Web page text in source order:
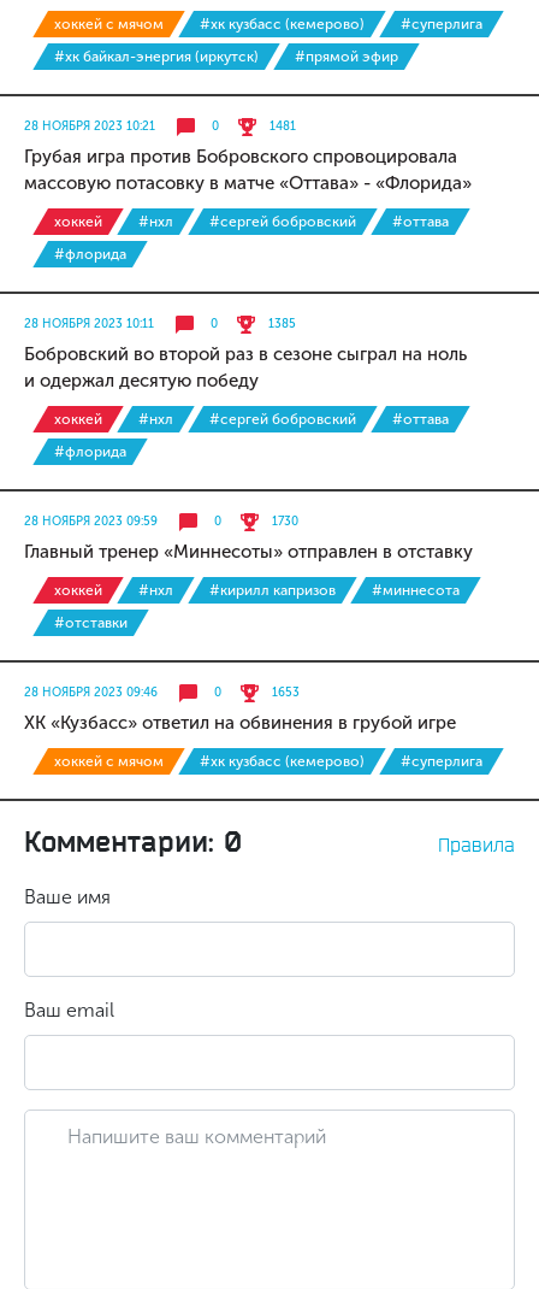
хоккей с мячом #хк кузбасс (кемерово)
#суперлига
#хк байкал-энергия (иркутск)
#прямой эфир
28 НОЯБРЯ 2023 10:21 0 1481
Грубая игра против Бобровского спровоцировала
массовую потасовку в матче «Оттава» - «Флорида»
хоккей #нхл #сергей бобровский
#оттава
#флорида
28 НОЯБРЯ 2023 10:11 0 1385
Бобровский во второй раз в сезоне сыграл на ноль
и одержал десятую победу
хоккей #нхл #сергей бобровский
#оттава
#флорида
28 НОЯБРЯ 2023 09:59 0 1730
Главный тренер «Миннесоты» отправлен в отставку
хоккей #нхл #кирилл капризов
#миннесота
#отставки
28 НОЯБРЯ 2023 09:46 0 1653
ХК «Кузбасс» ответил на обвинения в грубой игре
хоккей с мячом #хк кузбасс (кемерово) #суперлига
Комментарии: 0 Правила
Ваше имя
Ваш email